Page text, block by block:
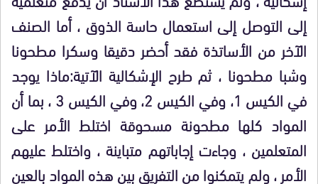
إلى التوصل إلى استعمال حاسة الذوق ، أما الصنف
الآخر من الأساتذة فقد أحضر دقيقا وسكرا مطحونا
وشبا مطحونا ، ثم طرح الإشكالية الآتية:ماذا يوجد
في الكيس 1، وفي الكيس 2، وفي الكيس 3 ، بما أن
المواد كلها مطحونة مسحوقة اختلط الأمر على
المتعلمين ، وجاءت إجاباتهم متباينة ، واختلط عليهم
الأمر ، ولم يتمكنوا من التفريق بين هذه المواد بالعين